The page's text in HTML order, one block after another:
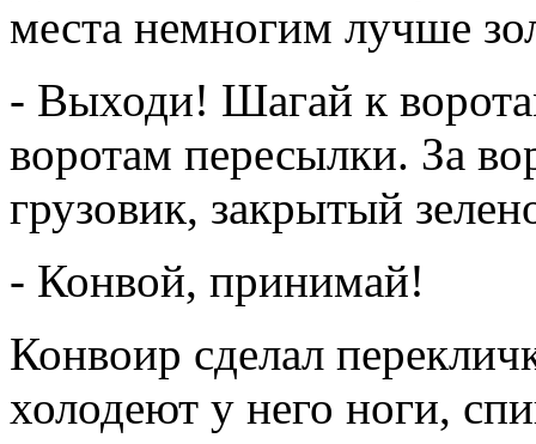
места немногим лучше
- Выходи! Шагай к
воротам пересылки. За
грузовик, закрытый
- Конвой, принимай!
Конвоир сделал
холодеют у него ноги,